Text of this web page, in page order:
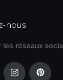
nous
réseaux